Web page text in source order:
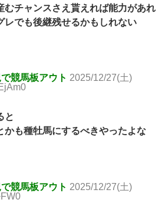
むチャンスさえ貰えれば能力があれ
レでも後継残せるかもしれない
競馬板アウト 2025/12/27(土)
と
かも種牡馬にするべきやったよな
競馬板アウト 2025/12/27(土)